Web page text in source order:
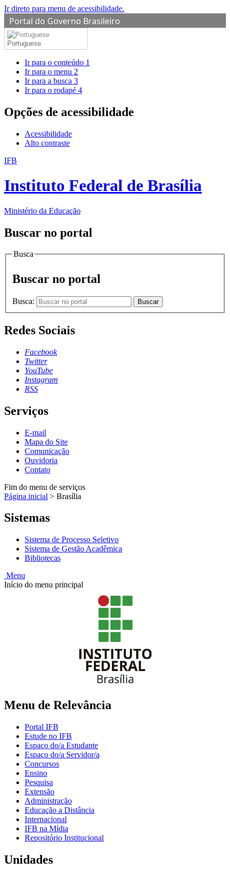
Ir direto para menu de acessibilidade.
Portal do Governo Brasileiro
Portuguese
Ir para o conteúdo 1
Ir para o menu 2
Ir para a busca 3
Ir para o rodapé 4
Opções de acessibilidade
Acessibilidade
Alto contraste
IFB
Instituto Federal de Brasília
Ministério da Educação
Buscar no portal
Busca
Buscar no portal
Busca: Buscar
Redes Sociais
Facebook
Twitter
YouTube
Instagram
RSS
Serviços
E-mail
Mapa do Site
Comunicação
Ouvidoria
Contato
Fim do menu de serviços
Página inicial > Brasília
Sistemas
Sistema de Processo Seletivo
Sistema de Gestão Acadêmica
Bibliotecas
Menu
Início do menu principal
Menu de Relevância
Portal IFB
Estude no IFB
Espaço do/a Estudante
Espaço do/a Servidor/a
Concursos
Ensino
Pesquisa
Extensão
Administração
Educação a Distância
Internacional
IFB na Mídia
Repositório Institucional
Unidades